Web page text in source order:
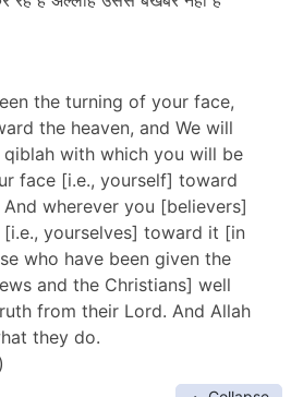
the turning of your face,
the heaven, and We will
with which you will be
face [i.e., yourself] toward
wherever you [believers]
yourselves] toward it [in
who have been given the
and the Christians] well
from their Lord. And Allah
they do.
)